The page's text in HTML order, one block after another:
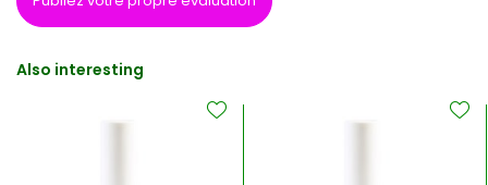
Also interesting